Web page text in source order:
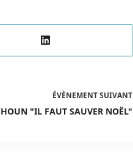
ÉVÈNEMENTSUIVANT
"IL FAUT SAUVER NOËL"